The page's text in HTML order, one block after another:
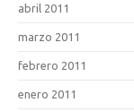
abril 2011
marzo 2011
febrero 2011
enero 2011